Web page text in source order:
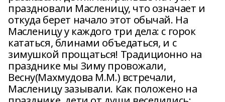
праздновали Масленицу, что означает и
откуда берет начало этот обычай. На
Масленицу у каждого три дела: с горок
кататься, блинами объедаться, и с
зимушкой прощаться! Традиционно на
празднике мы Зиму провожали,
Весну(Махмудова М.М.) встречали,
Масленицу зазывали. Как положено на